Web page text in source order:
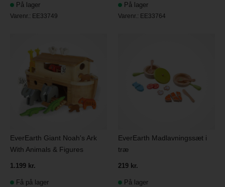
På lager
Varenr.: EE33749
På lager
Varenr.: EE33764
EverEarth Giant Noah's Ark
With Animals & Figures
1.199 kr.
Få på lager
EverEarth Madlavningssæt i
træ
219 kr.
På lager